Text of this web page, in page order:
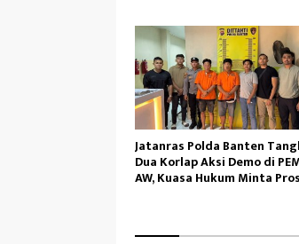
Jatanras Polda Banten
Dua Korlap Aksi Demo di
AW, Kuasa Hukum Minta